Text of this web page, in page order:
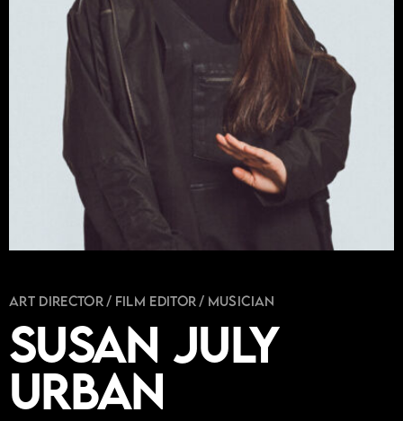
Art Director Film Editor Musician
Susan July
Urban